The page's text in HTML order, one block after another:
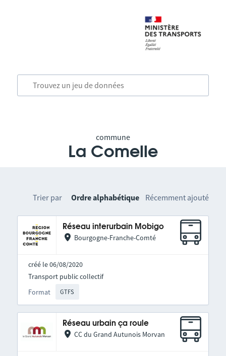
commune
La Comelle
Trier par Ordre alphabétique Récemment ajouté
Réseau interurbain Mobigo
Bourgogne-Franche-Comté
créé le 06/08/2020
Format GTFS
Transport public collectif
Réseau urbain ça roule
CC du Grand Autunois Morvan